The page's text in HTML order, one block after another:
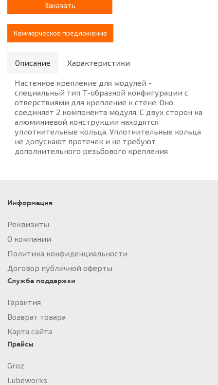
Заказать
Коммерческое предложение
Описание Характеристики
Настенное крепление для модулей -
специальный тип Т-образной конфигурации с
отверствиями для крепление к стене. Оно
соединяет 2 компонента модуля. С двух сторон на
алюминиевой конструкции находятся
уплотнительные кольца. Уплотнительные кольца
не допускают протечек и не требуют
дополнительного резьбового крепления
Информация
Реквизиты
О компании
Политика конфиденциальности
Договор публичной оферты
Служба поддержки
Гарантия
Возврат товара
Карта сайта
Прайсы
Groz
Lubeworks